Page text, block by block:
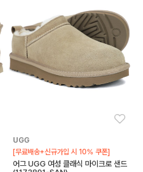
UGG
[무료배송+신규가입 시 10% 쿠폰]
어그 UGG 여성 클래식 마이크로 샌드